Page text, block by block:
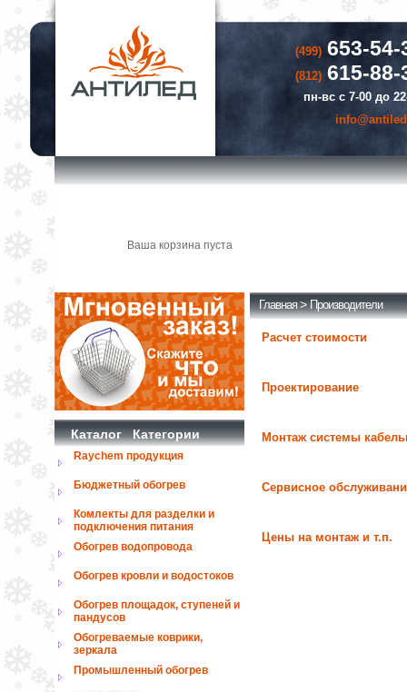
(499)653-54-
(812)615-88-
пн-вс с 7-00 до
Ваша корзина пуста
Каталог Категории
Raychem продукция
Бюджетный обогрев
Комлекты для разделки и
подключения питания
Обогрев водопровода
Обогрев кровли и водостоков
Обогрев площадок, ступеней и
пандусов
Обогреваемые коврики,
зеркала
Промышленный обогрев
Главная>Производители
Расчет стоимости
Проектирование
Монтаж системы
Сервисное
Цены на монтаж и т.п.